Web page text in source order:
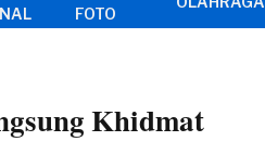
FOTO
Khidmat